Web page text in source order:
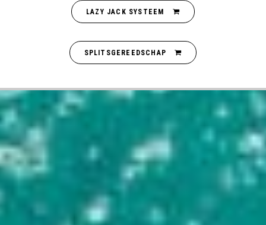
LAZY JACK SYSTEEM
SPLITSGEREEDSCHAP